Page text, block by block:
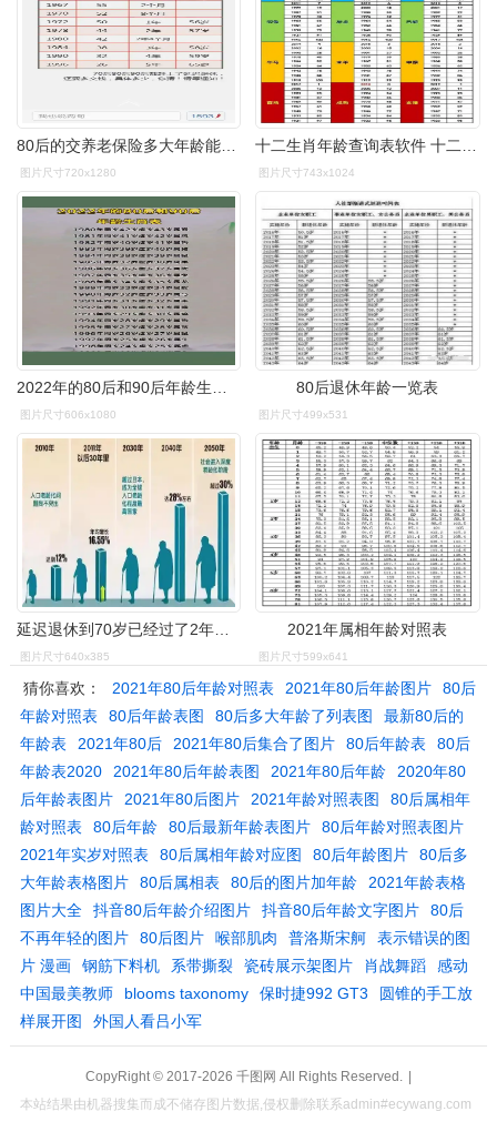
80后的交养老保险多大年龄能领到工资
图片尺寸720x1280
十二生肖年龄查询表软件 十二生肖的年龄表 查询2021
图片尺寸743x1024
图片尺寸606x1080
80后退休年龄一览表
图片尺寸499x531
图片尺寸640x385
2021年属相年龄对照表
图片尺寸599x641
猜你喜欢： 2021年80后年龄对照表 2021年80后年龄图片
80后
年龄对照表
80后年龄表图 80后多大年龄了列表图
最新80后的
年龄表
2021年80后 2021年80后集合了图片 80后年龄表
80后
年龄表2020
2021年80后年龄表图 2021年80后年龄
2020年80
后年龄表图片
2021年80后图片 2021年龄对照表图
80后属相年
龄对照表
80后年龄 80后最新年龄表图片
80后年龄对照表图片
2021年实岁对照表
80后属相年龄对应图 80后年龄图片
80后多
大年龄表格图片
80后属相表 80后的图片加年龄
2021年龄表格
图片大全
抖音80后年龄介绍图片 抖音80后年龄文字图片
80后
不再年轻的图片
80后图片 喉部肌肉 普洛斯宋舸
表示错误的图
片 漫画
钢筋下料机 系带撕裂 瓷砖展示架图片 肖战舞蹈
感动
中国最美教师
blooms taxonomy 保时捷992 GT3
圆锥的手工放
样展开图
外国人看吕小军
CopyRight © 2017-2026 千图网 All Rights Reserved.
|
本站结果由机器搜集而成不储存图片数据,侵权删除联系admin#ecywang.com